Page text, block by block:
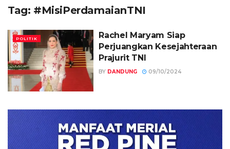
Tag: #MisiPerdamaianTNI
POLITIK
Rachel Maryam Siap
Perjuangkan Kesejahteraan
Prajurit TNI
BY DANDUNG 09/10/2024